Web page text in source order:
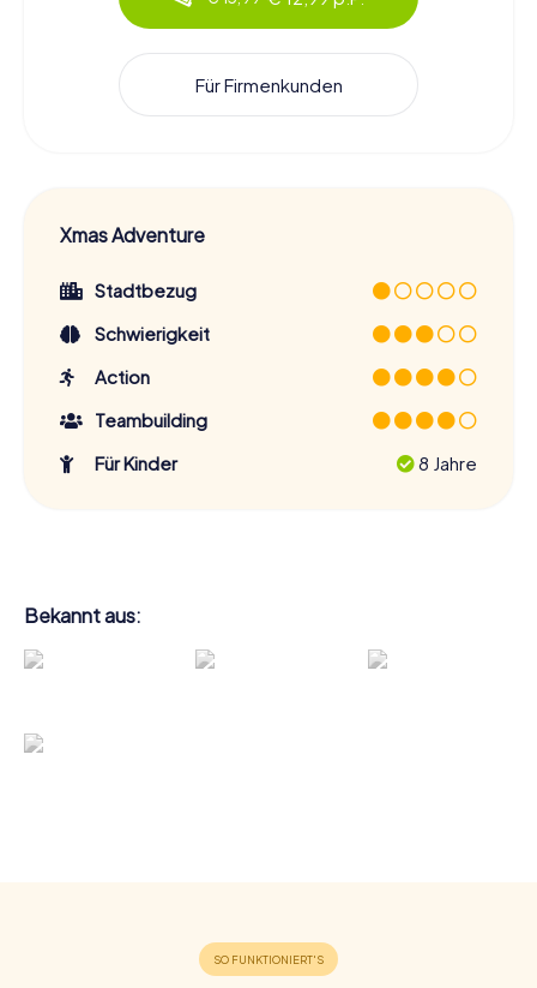
Für Firmenkunden
Xmas Adventure
Stadtbezug
Schwierigkeit
Action
Teambuilding
Für Kinder
8 Jahre
Bekannt aus: